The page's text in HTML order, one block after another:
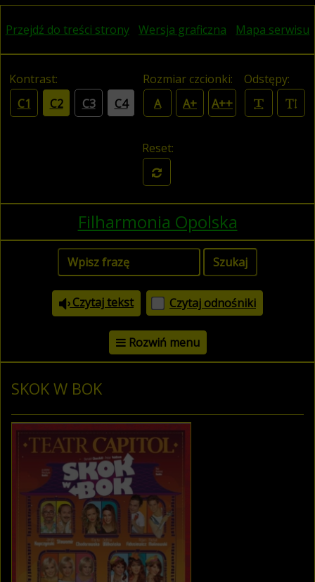
Przejdź do treści strony Wersja graficzna Mapa serwisu
Kontrast:
C1
C2 C3 C4
Rozmiar czcionki:
A
A+ A++
Odstępy:
Reset:
Filharmonia Opolska
Czytaj tekst Czytaj odnośniki
Rozwiń menu
SKOK W BOK